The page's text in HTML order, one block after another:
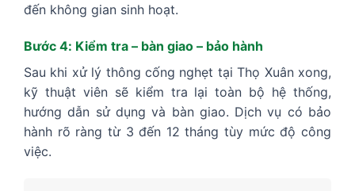
đến không gian sinh hoạt.
Bước 4: Kiểm tra – bàn giao – bảo hành
Sau khi xử lý thông cống nghẹt tại Thọ Xuân xong,
kỹ thuật viên sẽ kiểm tra lại toàn bộ hệ thống,
hướng dẫn sử dụng và bàn giao. Dịch vụ có bảo
hành rõ ràng từ 3 đến 12 tháng tùy mức độ công
việc.